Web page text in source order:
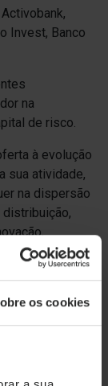
os cookies
Invest, Banco
na
de risco.
à evolução
sua atividade,
na dispersão